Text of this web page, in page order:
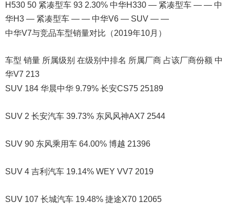
H530 50 紧凑型车 93 2.30% 中华H330 — 紧凑型车 — — 中
华H3 — 紧凑型车 — — 中华V6 — SUV — —
中华V7与竞品车型销量对比（2019年10月）
车型 销量 所属级别 在级别中排名 所属厂商 占该厂商份额 中
华V7 213
SUV 184 华晨中华 9.79% 长安CS75 25189
SUV 2 长安汽车 39.73% 东风风神AX7 2544
SUV 90 东风乘用车 64.00% 博越 21396
SUV 4 吉利汽车 19.14% WEY VV7 2019
SUV 107 长城汽车 19.48% 捷途X70 12065